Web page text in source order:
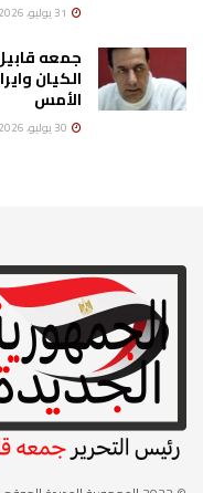
جمعه
الكيان
الأمس